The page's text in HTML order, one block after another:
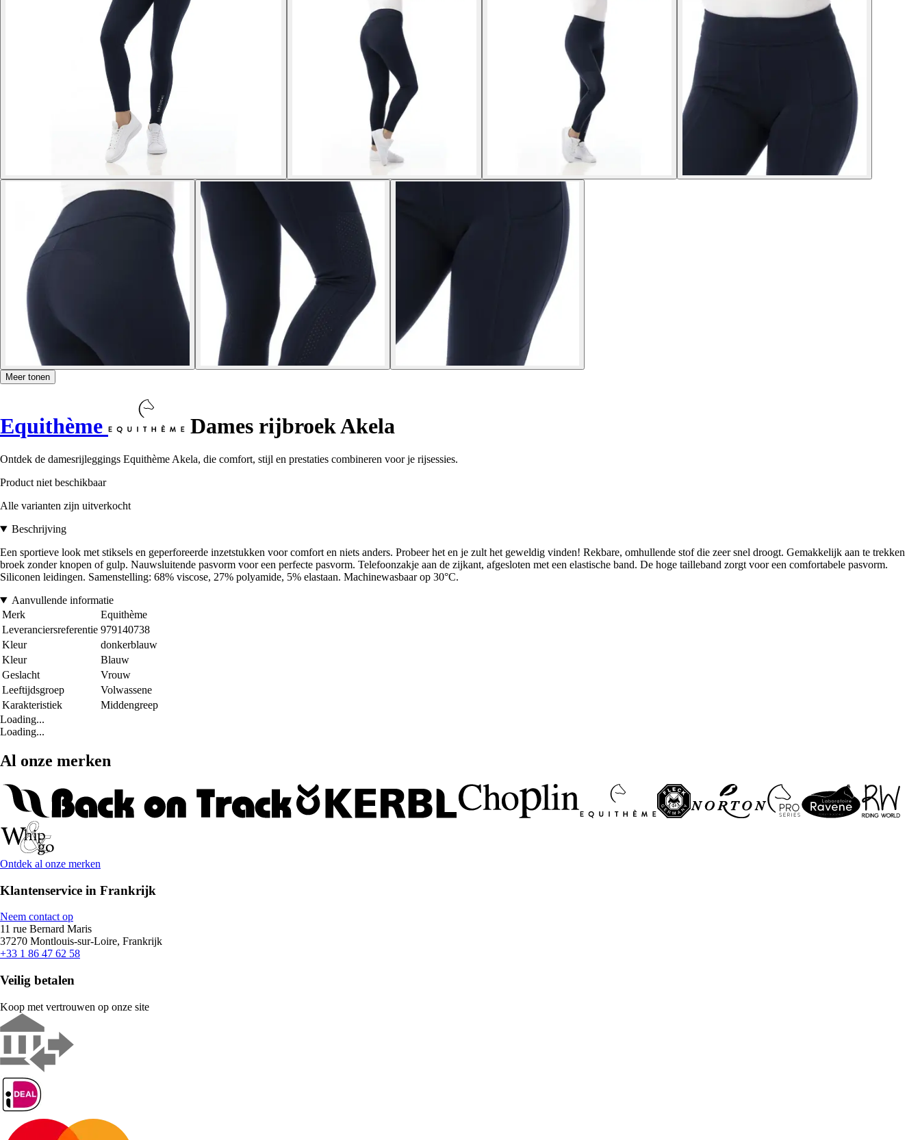
Meer tonen
Equithème Dames rijbroek Akela
Ontdek de damesrijleggings Equithème Akela, die comfort, stijl en prestaties combineren voor je rijsessies.
Product niet beschikbaar
Alle varianten zijn uitverkocht
Beschrijving
Een sportieve look met stiksels en geperforeerde inzetstukken voor comfort en niets anders. Probeer het en je zult het geweldig vinden! Rekbare, omhullende stof die zeer snel droogt. Gemakkelijk aan te trekken
broek zonder knopen of gulp. Nauwsluitende pasvorm voor een perfecte pasvorm. Telefoonzakje aan de zijkant, afgesloten met een elastische band. De hoge tailleband zorgt voor een comfortabele pasvorm.
Siliconen leidingen. Samenstelling: 68% viscose, 27% polyamide, 5% elastaan. Machinewasbaar op 30°C.
Aanvullende informatie
Merk
Equithème
Leveranciersreferentie 979140738
Kleur
donkerblauw
Kleur
Blauw
Geslacht
Vrouw
Leeftijdsgroep
Volwassene
Karakteristiek
Middengreep
Loading...
Loading...
Al onze merken
Ontdek al onze merken
Klantenservice in Frankrijk
Neem contact op
11 rue Bernard Maris
37270 Montlouis-sur-Loire, Frankrijk
+33 1 86 47 62 58
Veilig betalen
Koop met vertrouwen op onze site